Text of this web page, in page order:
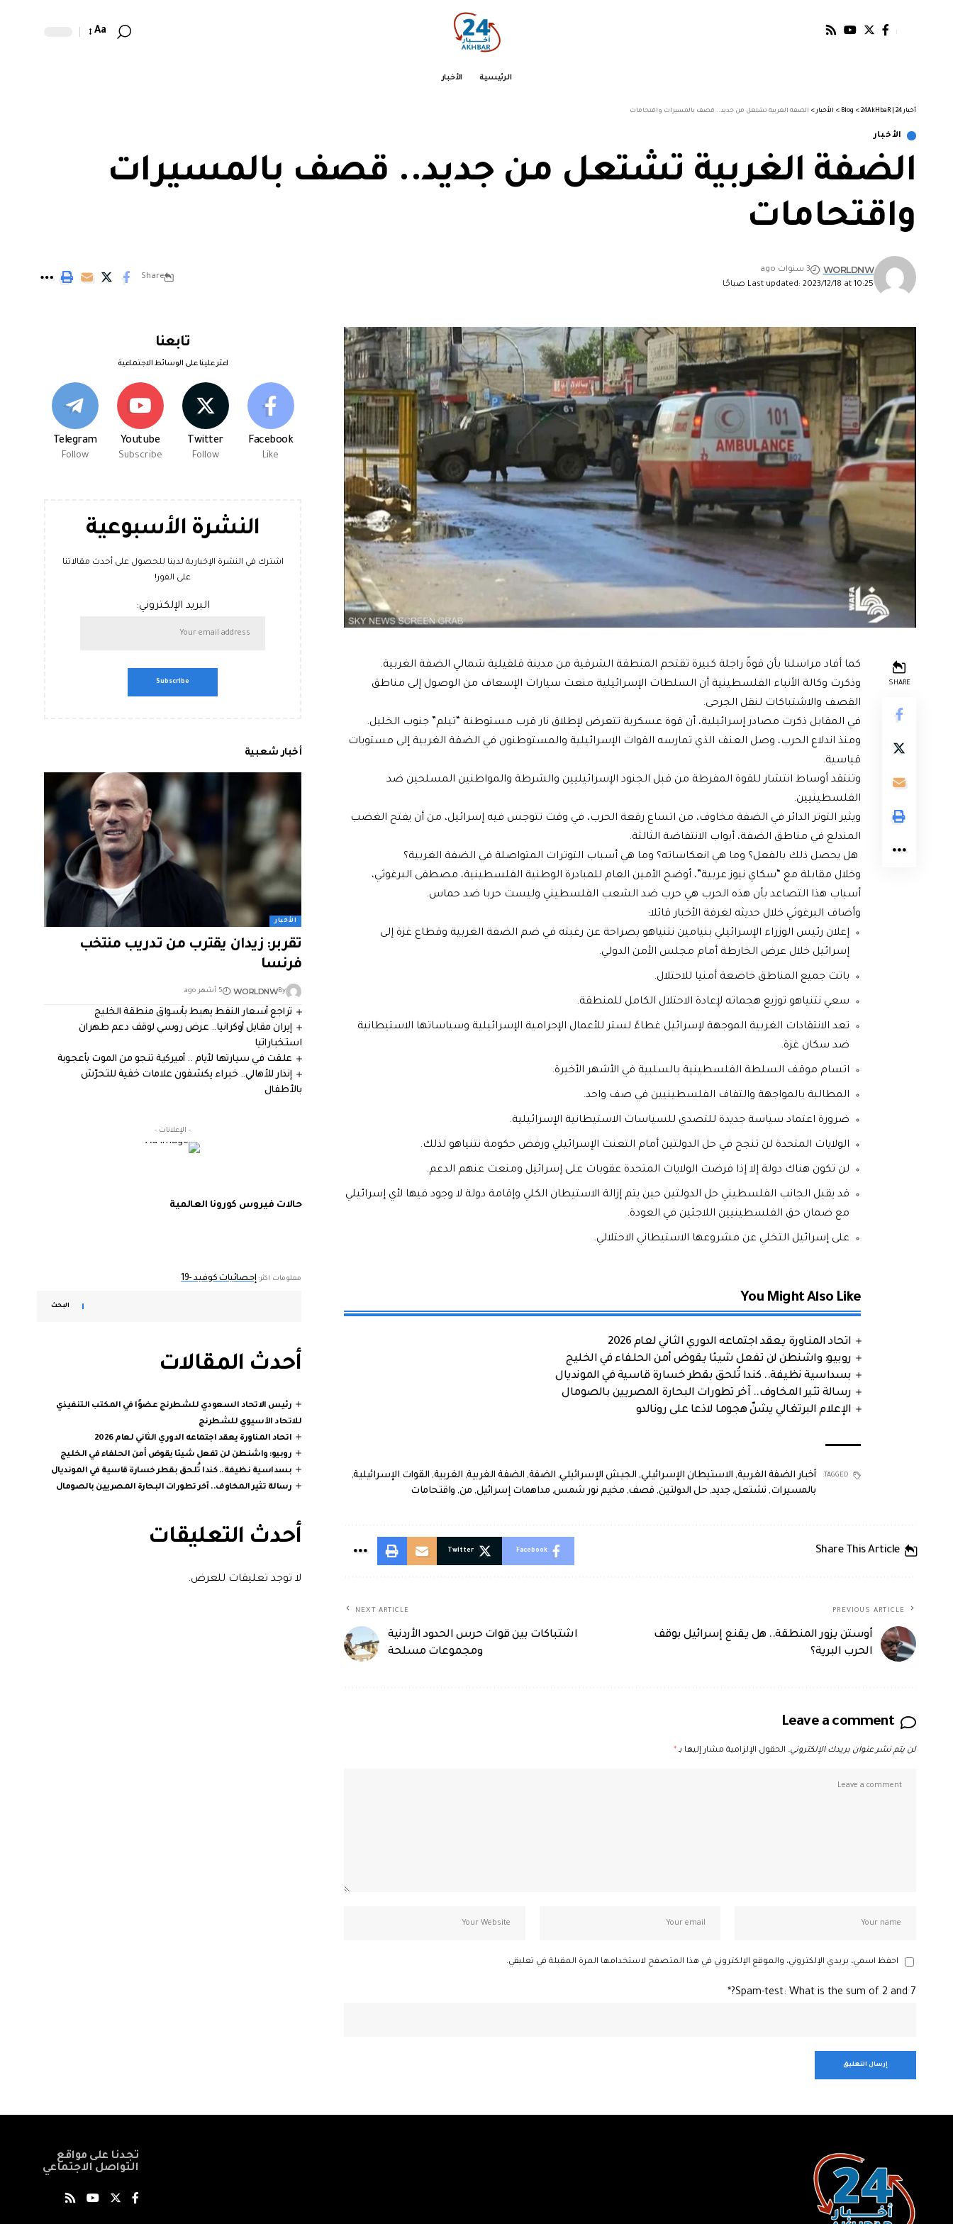
Aa
الرئيسية الأخبار
أخبار 24 | 24AkHbaR >
Blog
> الأخبار > الضفة الغربية تشتعل من جديد.. قصف بالمسيرات واقتحامات
الأخبار
الضفة الغربية تشتعل من جديد.. قصف بالمسيرات
واقتحامات
Last updated: 2023/12/18 at 10:25 صباحًا
WORLDNW
3 سنوات ago
Share
SHARE
كما أفاد مراسلنا بأن قوةً راجلة كبيرة تقتحم المنطقة الشرقية من مدينة قلقيلية شمالي الضفة الغربية.
وذكرت وكالة الأنباء الفلسطينية أن السلطات الإسرائيلية منعت سيارات الإسعاف من الوصول إلى مناطق
القصف والاشتباكات لنقل الجرحى.
في المقابل ذكرت مصادر إسرائيلية، أن قوة عسكرية تتعرض لإطلاق نار قرب مستوطنة “تيلم” جنوب الخليل.
ومنذ اندلاع الحرب، وصل العنف الذي تمارسه القوات الإسرائيلية والمستوطنون في الضفة الغربية إلى مستويات
قياسية.
وتنتقد أوساط انتشار للقوة المفرطة من قبل الجنود الإسرائيليين والشرطة والمواطنين المسلحين ضد
الفلسطينيين.
ويثير التوتر الدائر في الضفة مخاوف، من اتساع رقعة الحرب، في وقت تتوجس فيه إسرائيل، من أن يفتح الغضب
المندلع في مناطق الضفة، أبواب الانتفاضة الثالثة.
هل يحصل ذلك بالفعل؟ وما هي انعكاساته؟ وما هي أسباب التوترات المتواصلة في الضفة الغربية؟
وخلال مقابلة مع “سكاي نيوز عربية”، أوضح الأمين العام للمبادرة الوطنية الفلسطينية، مصطفى البرغوثي،
أسباب هذا التصاعد بأن هذه الحرب هي حرب ضد الشعب الفلسطيني وليست حربا ضد حماس.
وأضاف البرغوثي خلال حديثه لغرفة الأخبار قائلا:
إعلان رئيس الوزراء الإسرائيلي بنيامين نتنياهو بصراحة عن رغبته في ضم الضفة الغربية وقطاع غزة إلى
إسرائيل خلال عرض الخارطة أمام مجلس الأمن الدولي.
باتت جميع المناطق خاضعة أمنيا للاحتلال.
سعي نتنياهو توزيع هجماته لإعادة الاحتلال الكامل للمنطقة.
تعد الانتقادات الغربية الموجهة لإسرائيل غطاءً لستر للأعمال الإجرامية الإسرائيلية وسياساتها الاستيطانية
ضد سكان غزة.
اتسام موقف السلطة الفلسطينية بالسلبية في الأشهر الأخيرة.
المطالبة بالمواجهة والتفاف الفلسطينيين في صف واحد.
ضرورة اعتماد سياسة جديدة للتصدي للسياسات الاستيطانية الإسرائيلية.
الولايات المتحدة لن تنجح في حل الدولتين أمام التعنت الإسرائيلي ورفض حكومة نتنياهو لذلك.
لن تكون هناك دولة إلا إذا فرضت الولايات المتحدة عقوبات على إسرائيل ومنعت عنهم الدعم.
قد يقبل الجانب الفلسطيني حل الدولتين حين يتم إزالة الاستيطان الكلي وإقامة دولة لا وجود فيها لأي إسرائيلي
مع ضمان حق الفلسطينيين اللاجئين في العودة.
على إسرائيل التخلي عن مشروعها الاستيطاني الاحتلالي.
You Might Also Like
اتحاد المناورة يعقد اجتماعه الدوري الثاني لعام 2026
روبيو: واشنطن لن تفعل شيئا يقوض أمن الحلفاء في الخليج
بسداسية نظيفة.. كندا تُلحق بقطر خسارة قاسية في المونديال
رسالة تثير المخاوف.. آخر تطورات البحارة المصريين بالصومال
الإعلام البرتغالي يشنّ هجوما لاذعا على رونالدو
TAGGED: أخبار الضفة الغربية, الاستيطان الإسرائيلي, الجيش الإسرائيلي, الضفة, الضفة الغربية, الغربية, القوات الإسرائيلية,
بالمسيرات, تشتعل,جديد, حل الدولتين, قصف, مخيم نور شمس, مداهمات إسرائيل, من, واقتحامات
Share This Article
Facebook
Twitter
PREVIOUS ARTICLE
أوستن يزور المنطقة.. هل يقنع إسرائيل بوقف
الحرب البرية؟
NEXT ARTICLE
اشتباكات بين قوات حرس الحدود الأردنية
ومجموعات مسلحة
Leave a comment
لن يتم نشر عنوان بريدك الإلكتروني. الحقول الإلزامية مشار إليها بـ*
احفظ اسمي، بريدي الإلكتروني، والموقع الإلكتروني في هذا المتصفح لاستخدامها المرة المقبلة في تعليقي.
Spam-test: What is the sum of 2 and 7?*
تابعنا
اعثر علينا على الوسائط الاجتماعية
Facebook
Like
Twitter
Follow
Youtube
Subscribe
Telegram
Follow
النشرة الأسبوعية
اشترك في النشرة الإخبارية لدينا للحصول على أحدث مقالاتنا
على الفور!
البريد الإلكتروني:
أخبار شعبية
الأخبار
تقربر: زيدان يقترب من تدريب منتخب
فرنسا
By
WORLDNW 5 أشهر ago
تراجع أسعار النفط يهبط بأسواق منطقة الخليج
إيران مقابل أوكرانيا.. عرض روسي لوقف دعم طهران
استخباراتيا
علقت في سيارتها لأيام .. أميركية تنجو من الموت بأعجوبة
إنذار للأهالي.. خبراء يكشفون علامات خفية للتحرّش
بالأطفال
- الإعلانات -
حالات فيروس كورونا العالمية
معلومات اكثر: إحصائيات كوفيد -19
البحث
أحدث المقالات
رئيس الاتحاد السعودي للشطرنج عضوًا في المكتب التنفيذي
للاتحاد الآسيوي للشطرنج
اتحاد المناورة يعقد اجتماعه الدوري الثاني لعام 2026
روبيو: واشنطن لن تفعل شيئا يقوض أمن الحلفاء في الخليج
بسداسية نظيفة.. كندا تُلحق بقطر خسارة قاسية في المونديال
رسالة تثير المخاوف.. آخر تطورات البحارة المصريين بالصومال
أحدث التعليقات
لا توجد تعليقات للعرض.
تجدنا على مواقع
التواصل الاجتماعي